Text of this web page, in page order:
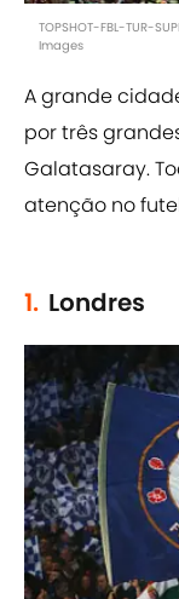
TOPSHOT-FBL-TUR-
Images
A grande
por três
Galatasaray.
atenção no
1. Londres